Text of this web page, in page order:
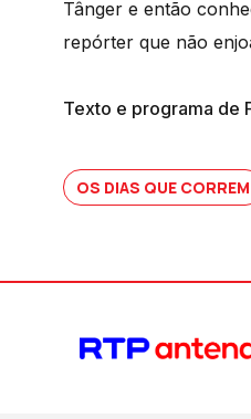
Tânger e então
repórter que não
Texto e programa de
OS DIAS QUE CORREM